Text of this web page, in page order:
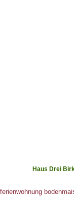
Haus Drei
ferienwohnung